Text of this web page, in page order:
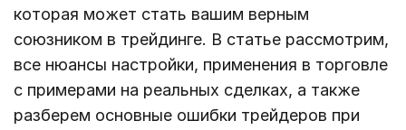
которая может стать вашим верным
союзником в трейдинге. В статье рассмотрим,
все нюансы настройки, применения в торговле
с примерами на реальных сделках, а также
разберем основные ошибки трейдеров при